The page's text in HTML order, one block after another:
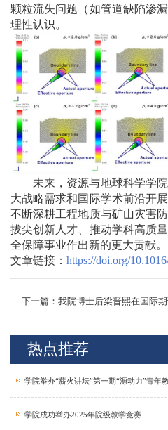
颗粒流失问题（如管道缺陷渗
理性认识。
未来，资源与地球科学学
大战略需求和国际学术前沿开
不断深耕工程地质与矿山灾害
拔尖创新人才、推动学科高质
全保障事业作出新的更大贡献。
文章链接： https://doi.org/
热点推荐
学院举办“薪火讲坛”第一期“源动力”青年
学院成功举办2025年院级教学竞赛